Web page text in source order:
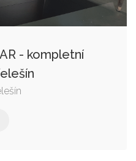
- kompletní